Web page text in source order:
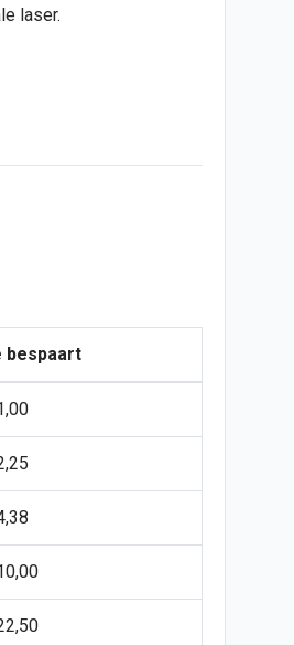
laser.
bespaart